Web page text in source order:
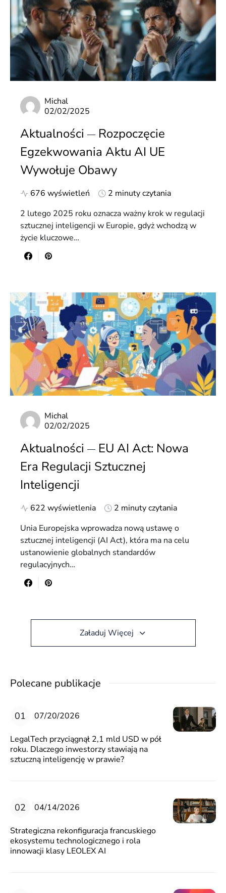
Michal
02/02/2025
Aktualności
Rozpoczęcie
Egzekwowania Aktu AI UE
Wywołuje Obawy
676 wyświetleń
2 minuty czytania
2 lutego 2025 roku oznacza ważny krok w regulacji
sztucznej inteligencji w Europie, gdyż wchodzą w
życie kluczowe…
Michal
02/02/2025
Aktualności
EU AI Act: Nowa
Era Regulacji Sztucznej
Inteligencji
622 wyświetlenia
2 minuty czytania
Unia Europejska wprowadza nową ustawę o
sztucznej inteligencji (AI Act), która ma na celu
ustanowienie globalnych standardów
regulacyjnych…
Załaduj Więcej
Polecane publikacje
07/20/2026
LegalTech przyciągnął 2,1 mld USD w pół
roku. Dlaczego inwestorzy stawiają na
sztuczną inteligencję w prawie?
04/14/2026
Strategiczna rekonfiguracja francuskiego
ekosystemu technologicznego i rola
innowacji klasy LEOLEX AI